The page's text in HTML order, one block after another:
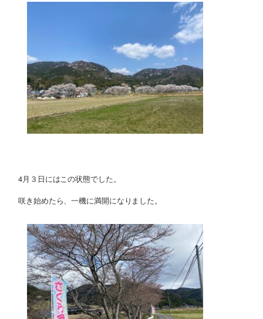
4月３日にはこの状態でした。
咲き始めたら、一機に満開になりました。